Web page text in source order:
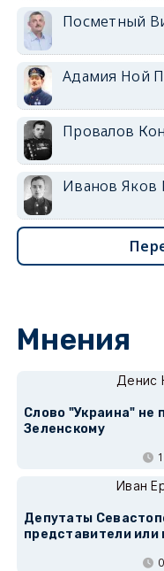
Посметный
Адамия Ной
Провалов
Иванов Яков
Мнения
Денис
Слово "Украина" не
Зеленскому
Иван
Депутаты
представители